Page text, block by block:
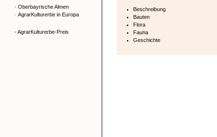
· Oberbayrische Almen
· AgrarKulturerbe in Europa
- AgrarKulturerbe-Preis
Beschreibung
Bauten
Flora
Fauna
Geschichte